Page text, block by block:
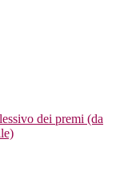
dei premi (da